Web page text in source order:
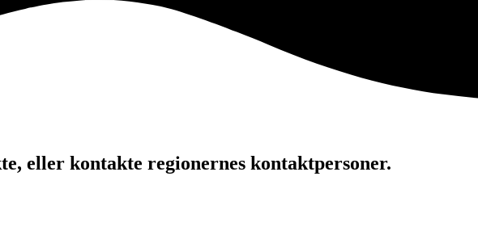
eller kontakte regionernes kontaktpersoner.